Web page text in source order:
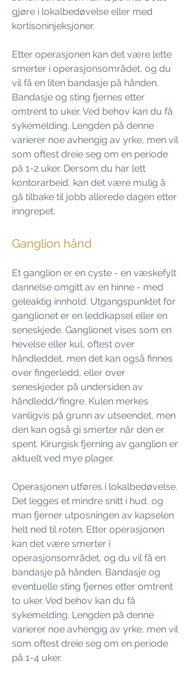
gjøre i lokalbedøvelse eller med
kortisoninjeksjoner.
Etter operasjonen kan det være lette
smerter i operasjonsområdet, og du
vil få en liten bandasje på hånden.
Bandasje og sting fjernes etter
omtrent to uker. Ved behov kan du få
sykemelding. Lengden på denne
varierer noe avhengig av yrke, men vil
som oftest dreie seg om en periode
på 1-2 uker. Dersom du har lett
kontorarbeid, kan det være mulig å
gå tilbake til jobb allerede dagen etter
inngrepet.
Ganglion hånd
Et ganglion er en cyste - en væskefylt
dannelse omgitt av en hinne - med
geleaktig innhold. Utgangspunktet for
ganglionet er en leddkapsel eller en
seneskjede. Ganglionet vises som en
hevelse eller kul, oftest over
håndleddet, men det kan også finnes
over fingerledd, eller over
seneskjeder på undersiden av
håndledd/fingre. Kulen merkes
vanligvis på grunn av utseendet, men
den kan også gi smerter når den er
spent. Kirurgisk fjerning av ganglion er
aktuelt ved mye plager.
Operasjonen utføres i lokalbedøvelse.
Det legges et mindre snitt i hud, og
man fjerner utposningen av kapselen
helt ned til roten. Etter operasjonen
kan det være smerter i
operasjonsområdet, og du vil få en
bandasje på hånden. Bandasje og
eventuelle sting fjernes etter omtrent
to uker. Ved behov kan du få
sykemelding. Lengden på denne
varierer noe avhengig av yrke, men vil
som oftest dreie seg om en periode
på 1-4 uker.